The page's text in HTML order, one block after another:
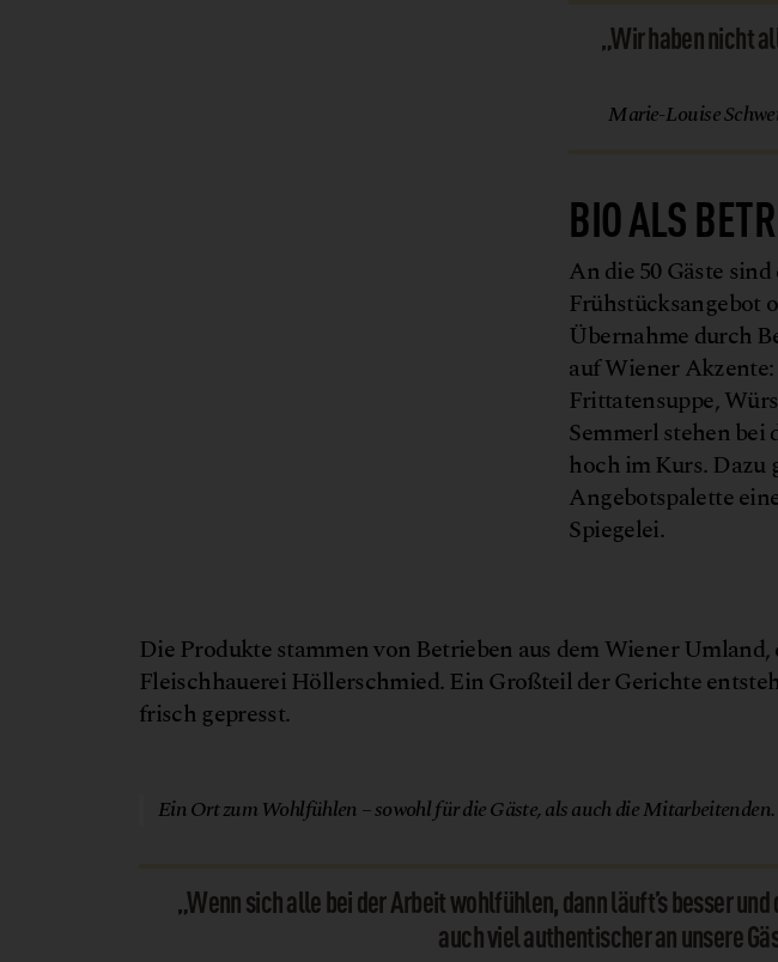
„Wir haben nicht
Marie-Louise
BIO ALS
An die 50 Gäste
Frühstücksangebot
Übernahme durch
auf Wiener
Frittatensuppe,
Semmerl stehen
hoch im Kurs. Dazu
Angebotspalette
Spiegelei.
Die Produkte stammen von Betrieben aus dem Wiener
Fleischhauerei Höllerschmied. Ein Großteil der Gerichte
frisch gepresst.
Ein Ort zum Wohlfühlen – sowohl für die Gäste, als auch die Mitarbeitenden.
„Wenn sich alle bei der Arbeit wohlfühlen, dann läuft’s besser
auch viel authentischer an unsere